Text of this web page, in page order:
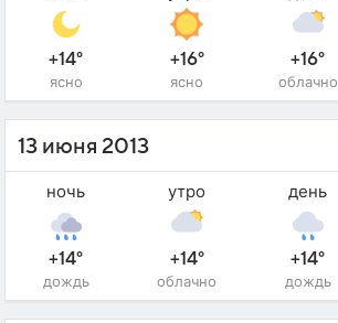
+14°
ясно
+16°
ясно
+16°
облачно
13 июня 2013
ночь
+14°
дождь
утро
+14°
облачно
день
+14°
дождь